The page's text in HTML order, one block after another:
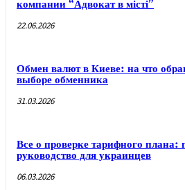
компании “Адвокат в місті”
22.06.2026
Обмен валют в Киеве: на что
выборе обменника
31.03.2026
Все о проверке тарифного плана:
руководство для украинцев
06.03.2026